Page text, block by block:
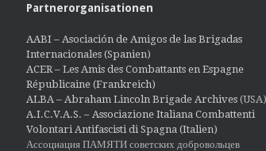
Partnerorganisationen
AABI – Asociación de Amigos de las Brigadas
Internacionales (Spanien)
ACER – Les Amis des Combattants en Espagne
Républicaine (Frankreich)
ALBA – Abraham Lincoln Brigade Archives(USA)
A.I.C.V.A.S. – Associazione Italiana Combattenti
Volontari Antifascisti di Spagna (Italien)
Ассоциация ПАМЯТИ советских добровольцев